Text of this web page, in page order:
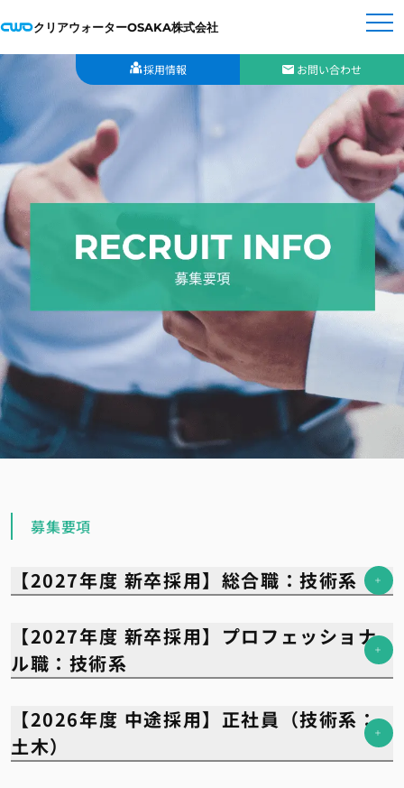
クリアウォーターOSAKA株式会社
採用情報 お問い合わせ
募集要項
【2027年度 新卒採用】総合職：技術系
【2027年度 新卒採用】プロフェッショナ
ル職：技術系
【2026年度 中途採用】正社員（技術系：
土木）